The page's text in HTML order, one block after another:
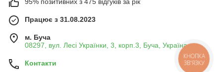
Працює з 31.08.2023
м. Буча
08297, вул. Лесі Українки, 3, корп.3, Буча, Україна
Контакти
КНОПКА
ЗВ'ЯЗКУ